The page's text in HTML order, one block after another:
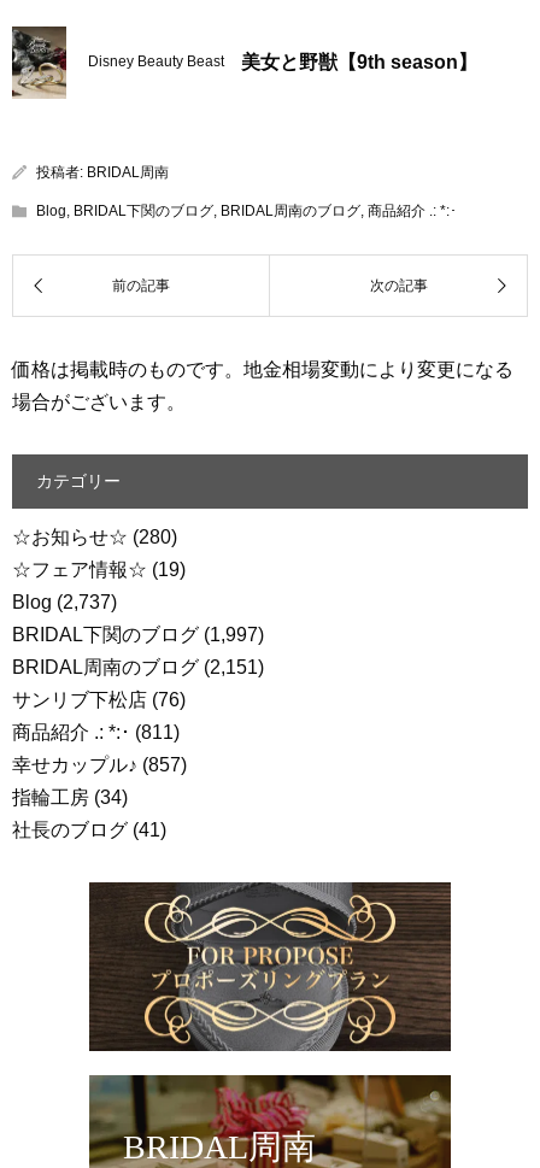
Disney Beauty Beast 美女と野獣【9th season】
投稿者: BRIDAL周南
Blog, BRIDAL下関のブログ, BRIDAL周南のブログ, 商品紹介 .: *:･
価格は掲載時のものです。地金相場変動により変更になる
場合がございます。
カテゴリー
☆お知らせ☆ (280)
☆フェア情報☆ (19)
Blog (2,737)
BRIDAL下関のブログ (1,997)
BRIDAL周南のブログ (2,151)
サンリブ下松店 (76)
商品紹介 .: *:･ (811)
幸せカップル♪ (857)
指輪工房 (34)
社長のブログ (41)
BRIDAL周南